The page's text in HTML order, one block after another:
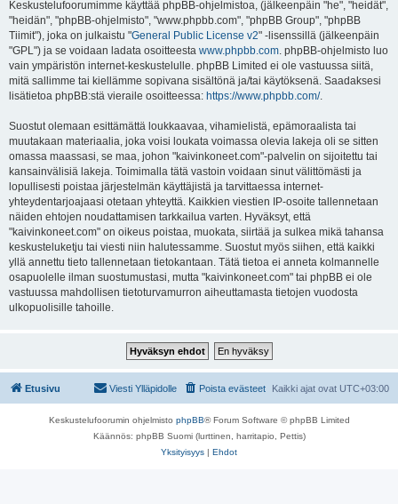
Keskustelufoorumimme käyttää phpBB-ohjelmistoa, (jälkeenpäin "he", "heidät",
"heidän", "phpBB-ohjelmisto", "www.phpbb.com", "phpBB Group", "phpBB
Tiimit"), joka on julkaistu "General Public License v2" -lisenssillä (jälkeenpäin
"GPL") ja se voidaan ladata osoitteesta www.phpbb.com. phpBB-ohjelmisto luo
vain ympäristön internet-keskustelulle. phpBB Limited ei ole vastuussa siitä,
mitä sallimme tai kiellämme sopivana sisältönä ja/tai käytöksenä. Saadaksesi
lisätietoa phpBB:stä vieraile osoitteessa: https://www.phpbb.com/.
Suostut olemaan esittämättä loukkaavaa, vihamielistä, epämoraalista tai
muutakaan materiaalia, joka voisi loukata voimassa olevia lakeja oli se sitten
omassa maassasi, se maa, johon "kaivinkoneet.com"-palvelin on sijoitettu tai
kansainvälisiä lakeja. Toimimalla tätä vastoin voidaan sinut välittömästi ja
lopullisesti poistaa järjestelmän käyttäjistä ja tarvittaessa internet-
yhteydentarjoajaasi otetaan yhteyttä. Kaikkien viestien IP-osoite tallennetaan
näiden ehtojen noudattamisen tarkkailua varten. Hyväksyt, että
"kaivinkoneet.com" on oikeus poistaa, muokata, siirtää ja sulkea mikä tahansa
keskusteluketju tai viesti niin halutessamme. Suostut myös siihen, että kaikki
yllä annettu tieto tallennetaan tietokantaan. Tätä tietoa ei anneta kolmannelle
osapuolelle ilman suostumustasi, mutta "kaivinkoneet.com" tai phpBB ei ole
vastuussa mahdollisen tietoturvamurron aiheuttamasta tietojen vuodosta
ulkopuolisille tahoille.
Etusivu Kaikki ajat ovat UTC+03:00
Poista evästeet
Viesti Ylläpidolle
Keskustelufoorumin ohjelmisto phpBB® Forum Software © phpBB Limited
Käännös: phpBB Suomi (lurttinen, harritapio, Pettis)
Yksityisyys | Ehdot